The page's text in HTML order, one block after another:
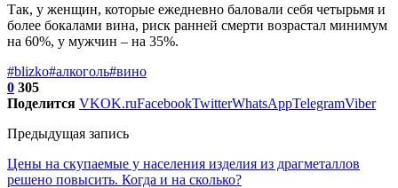
Так, у женщин, которые ежедневно баловали себя четырьмя и
более бокалами вина, риск ранней смерти возрастал минимум
на 60%, у мужчин – на 35%.
#blizko#алкоголь#вино
0 305
Поделится VKOK.ruFacebookTwitterWhatsAppTelegramViber
Предыдущая запись
Цены на скупаемые у населения изделия из драгметаллов
решено повысить. Когда и на сколько?